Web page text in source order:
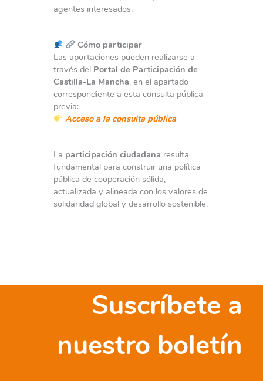
agentes interesados.
Cómo participar
Las aportaciones pueden realizarse a
través del Portal de Participación de
Castilla-La Mancha, en el apartado
correspondiente a esta consulta pública
previa:
Acceso a la consulta pública
La participación ciudadana resulta
fundamental para construir una política
pública de cooperación sólida,
actualizada y alineada con los valores de
solidaridad global y desarrollo sostenible.
Suscríbete a
nuestro boletín